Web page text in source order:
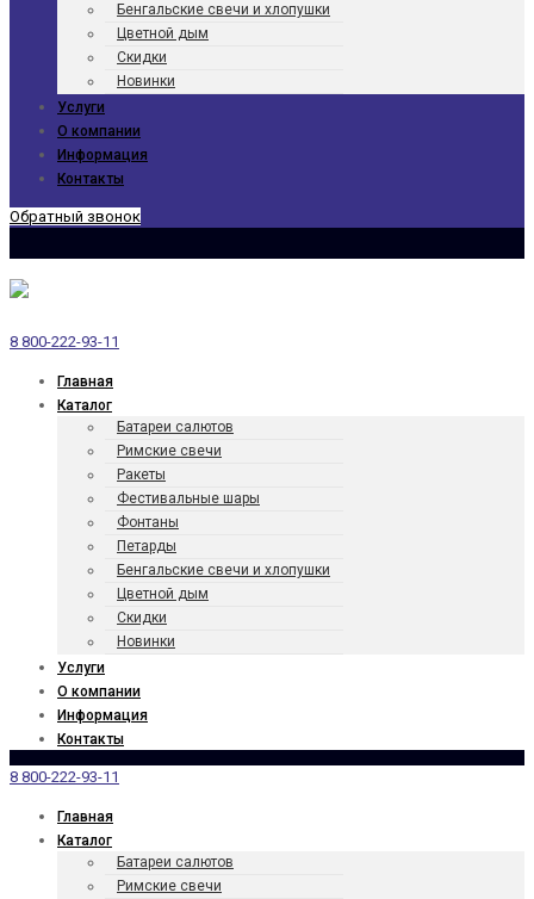
Бенгаль­ские свечи и хлопушки
Цветной дым
Скидки
Новинки
Услуги
О компании
Информация
Контакты
Обратный звонок
8 800-222-93-11
Главная
Каталог
Батареи салютов
Римские свечи
Ракеты
Фести­валь­ные шары
Фонтаны
Петарды
Бенгаль­ские свечи и хлопушки
Цветной дым
Скидки
Новинки
Услуги
О компании
Информация
Контакты
8 800-222-93-11
Главная
Каталог
Батареи салютов
Римские свечи